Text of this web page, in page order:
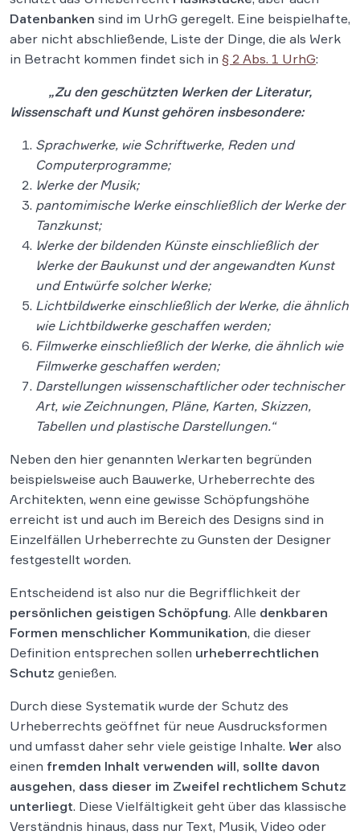
Datenbanken sind im UrhG geregelt. Eine beispielhafte,
aber nicht abschließende, Liste der Dinge, die als Werk
in Betracht kommen findet sich in § 2 Abs. 1 UrhG:
„Zu den geschützten Werken der Literatur,
Wissenschaft und Kunst gehören insbesondere:
Sprachwerke, wie Schriftwerke, Reden und
Computerprogramme;
Werke der Musik;
pantomimische Werke einschließlich der Werke der
Tanzkunst;
Werke der bildenden Künste einschließlich der
Werke der Baukunst und der angewandten Kunst
und Entwürfe solcher Werke;
Lichtbildwerke einschließlich der Werke, die ähnlich
wie Lichtbildwerke geschaffen werden;
Filmwerke einschließlich der Werke, die ähnlich wie
Filmwerke geschaffen werden;
Darstellungen wissenschaftlicher oder technischer
Art, wie Zeichnungen, Pläne, Karten, Skizzen,
Tabellen und plastische Darstellungen.“
Neben den hier genannten Werkarten begründen
beispielsweise auch Bauwerke, Urheberrechte des
Architekten, wenn eine gewisse Schöpfungshöhe
erreicht ist und auch im Bereich des Designs sind in
Einzelfällen Urheberrechte zu Gunsten der Designer
festgestellt worden.
Entscheidend ist also nur die Begrifflichkeit der
persönlichen geistigen Schöpfung. Alle denkbaren
Formen menschlicher Kommunikation, die dieser
Definition entsprechen sollen urheberrechtlichen
Schutz genießen.
Durch diese Systematik wurde der Schutz des
Urheberrechts geöffnet für neue Ausdrucksformen
und umfasst daher sehr viele geistige Inhalte. Wer also
einen fremden Inhalt verwenden will, sollte davon
ausgehen, dass dieser im Zweifel rechtlichem Schutz
unterliegt. Diese Vielfältigkeit geht über das klassische
Verständnis hinaus, dass nur Text, Musik, Video oder